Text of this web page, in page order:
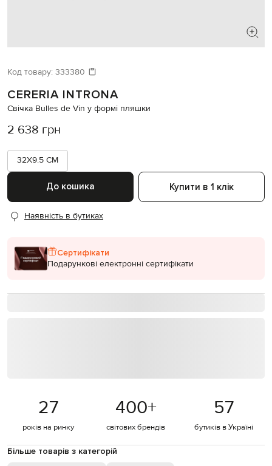
Код товару: 333380
CERERIA INTRONA
Свічка Bulles de Vin у формі пляшки
2 638 грн
32X9.5 CM
До кошика Купити в 1 клік
Наявність в бутиках
Сертифікати
Подарункові електронні сертифікати
27
років на ринку
400+
світових брендів
57
бутиків в Україні
Більше товарів з категорій